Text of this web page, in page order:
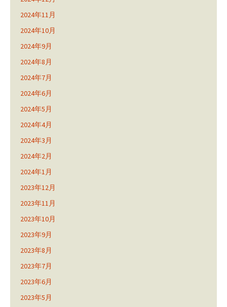
2024年11月
2024年10月
2024年9月
2024年8月
2024年7月
2024年6月
2024年5月
2024年4月
2024年3月
2024年2月
2024年1月
2023年12月
2023年11月
2023年10月
2023年9月
2023年8月
2023年7月
2023年6月
2023年5月